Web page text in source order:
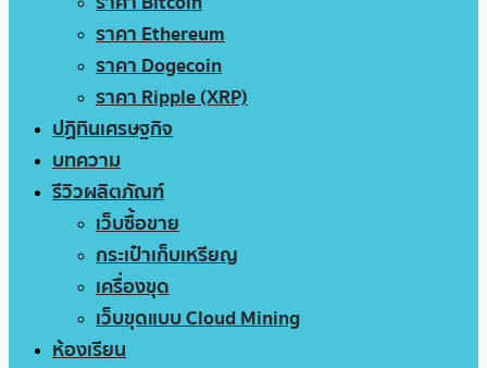
ราคา Ethereum
ราคา Dogecoin
ราคา Ripple (XRP)
ปฏิทินเศรษฐกิจ
บทความ
รีวิวผลิตภัณฑ์
เว็บซื้อขาย
กระเป๋าเก็บเหรียญ
เครื่องขุด
เว็บขุดแบบ Cloud Mining
ห้องเรียน